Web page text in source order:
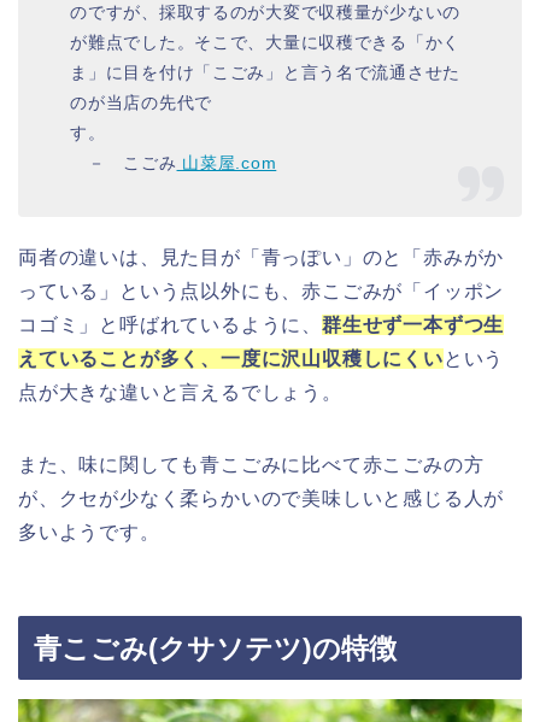
のですが、採取するのが大変で収穫量が少ないの
が難点でした。そこで、大量に収穫できる「かく
ま」に目を付け「こごみ」と言う名で流通させた
のが当店の先代で
す。
－ こごみ 山菜屋.com
両者の違いは、見た目が「青っぽい」のと「赤みがか
っている」という点以外にも、赤こごみが「イッポン
コゴミ」と呼ばれているように、 群生せず一本ずつ生
えていることが多く、一度に沢山収穫しにくいという
点が大きな違いと言えるでしょう。
また、味に関しても青こごみに比べて赤こごみの方
が、クセが少なく柔らかいので美味しいと感じる人が
多いようです。
青こごみ(クサソテツ)の特徴